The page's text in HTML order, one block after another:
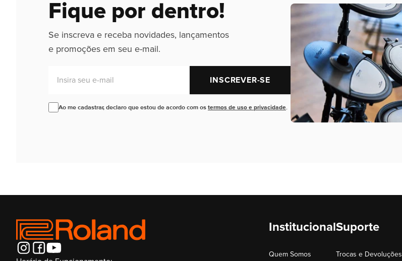
Fique por dentro!
Se inscreva e receba novidades, lançamentos
e promoções em seu e-mail.
INSCREVER-SE
Ao me cadastrar, declaro que estou de acordo com os termos de uso e privacidade
Institucional
Quem Somos
Suporte
Trocas e Devoluções